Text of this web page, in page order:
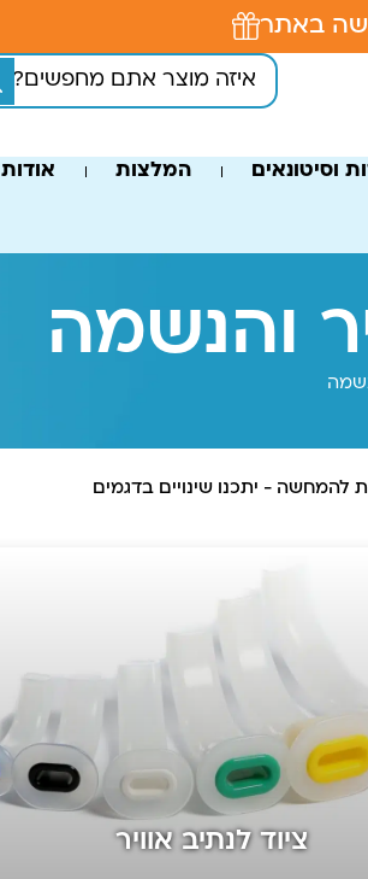
באתר
וסיטונאים המלצות
אודות
והנשמה
להמחשה - יתכנו שינויים בדגמים
ציוד לנתיב אוויר